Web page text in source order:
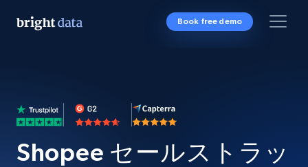
Book free demo
Shopee セールストラッ